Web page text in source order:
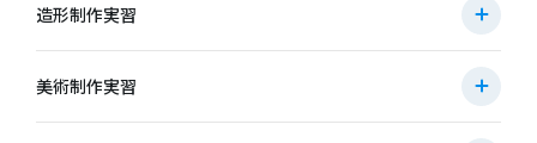
造形制作実習
美術制作実習